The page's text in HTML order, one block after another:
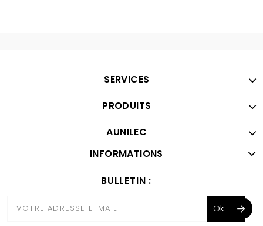
SERVICES
PRODUITS
AUNILEC
INFORMATIONS
BULLETIN :